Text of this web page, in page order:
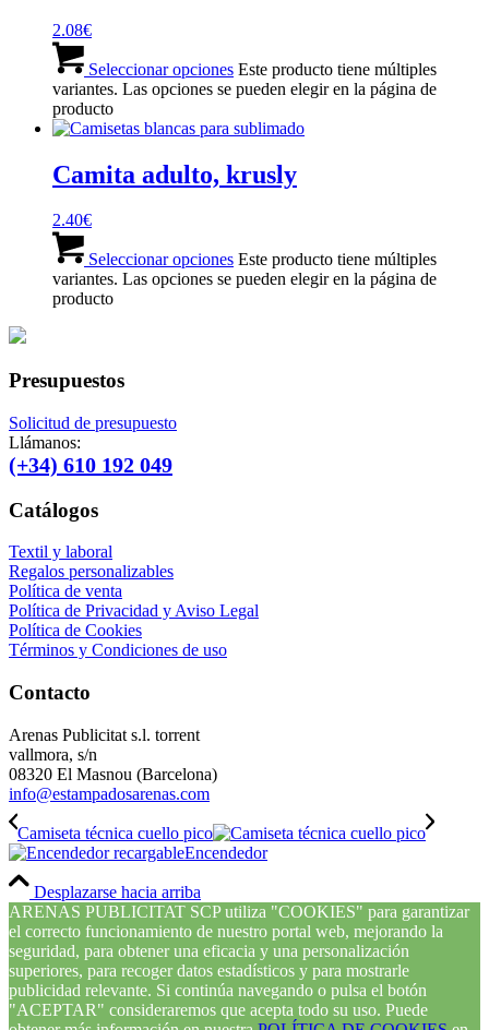
2.08€
Seleccionar opciones Este producto tiene múltiples
variantes. Las opciones se pueden elegir en la página de
producto
Camita adulto, krusly
2.40€
Seleccionar opciones Este producto tiene múltiples
variantes. Las opciones se pueden elegir en la página de
producto
Presupuestos
Solicitud de presupuesto
Llámanos:
(+34) 610 192 049
Catálogos
Textil y laboral
Regalos personalizables
Política de venta
Política de Privacidad y Aviso Legal
Política de Cookies
Términos y Condiciones de uso
Contacto
Arenas Publicitat s.l. torrent
vallmora, s/n
08320 El Masnou (Barcelona)
info@estampadosarenas.com
Camiseta técnica cuello pico
Encendedor
Desplazarse hacia arriba
ARENAS PUBLICITAT SCP utiliza "COOKIES" para garantizar
el correcto funcionamiento de nuestro portal web, mejorando la
seguridad, para obtener una eficacia y una personalización
superiores, para recoger datos estadísticos y para mostrarle
publicidad relevante. Si continúa navegando o pulsa el botón
"ACEPTAR" consideraremos que acepta todo su uso. Puede